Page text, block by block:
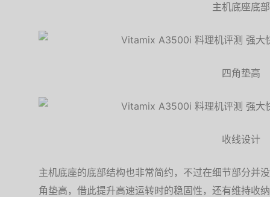
主机底座底部
四角垫高
收线设计
主机底座的底部结构也非常简约，不过在细节部分并
角垫高，借此提升高速运转时的稳固性，还有维持收